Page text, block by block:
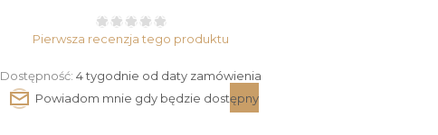
Pierwsza recenzja tego produktu
Dostępność: 4 tygodnie od daty zamówienia